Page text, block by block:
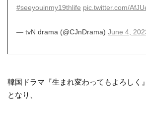
#seeyouinmy19thlife pic.twitter.com/
— tvN drama (@CJnDrama) June 4,
韓国ドラマ『生まれ変わってもよろしく
となり、